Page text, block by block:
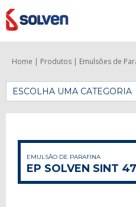
Home | Produtos | Emulsões de
ESCOLHA UMA CATEGORIA
EMULSÃO DE PARAFINA
EP SOLVEN SINT 47